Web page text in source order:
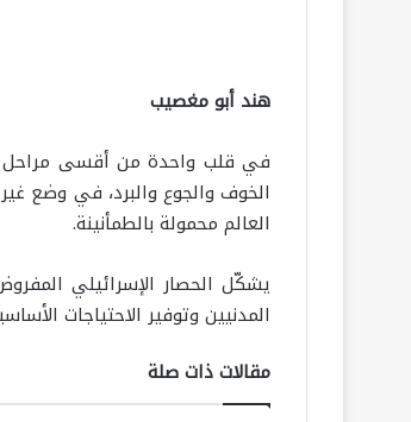
هند أبو مغصيب
الخوف والجوع والبرد، في وضع
العالم محمولة بالطمأنينة.
يشكّل الحصار الإسرائيلي
المدنيين وتوفير الاحتياجات
مقالات ذات صلة